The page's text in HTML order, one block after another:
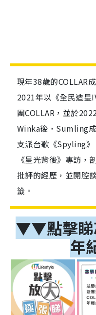
現年38歲的COLLAR
2021年以《全民造星
團COLLAR，並於
Winka後，Sumling
支派台歌《Spyling
《星光背後》專訪，
批評的經歷，並開腔
籤。
▼▼點擊睇
年